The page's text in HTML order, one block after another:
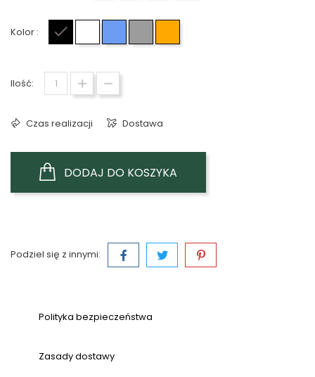
Kolor :
Ilość:
Czas realizacji Dostawa
DODAJ DO KOSZYKA
Podziel się z innymi:
Polityka bezpieczeństwa
Zasady dostawy